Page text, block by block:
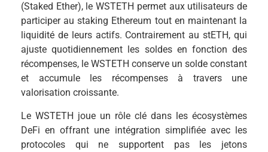
(Staked Ether), le WSTETH permet aux utilisateurs de
participer au staking Ethereum tout en maintenant la
liquidité de leurs actifs. Contrairement au stETH, qui
ajuste quotidiennement les soldes en fonction des
récompenses, le WSTETH conserve un solde constant
et accumule les récompenses à travers une
valorisation croissante.
Le WSTETH joue un rôle clé dans les écosystèmes
DeFi en offrant une intégration simplifiée avec les
protocoles qui ne supportent pas les jetons